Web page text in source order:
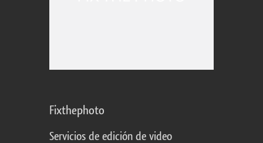
Fixthephoto
Servicios de edición de video